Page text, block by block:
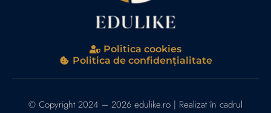
Politica cookies
Politica de confidențialitate
© Copyright 2024 – 2026 edulike.ro | Realizat în cadrul